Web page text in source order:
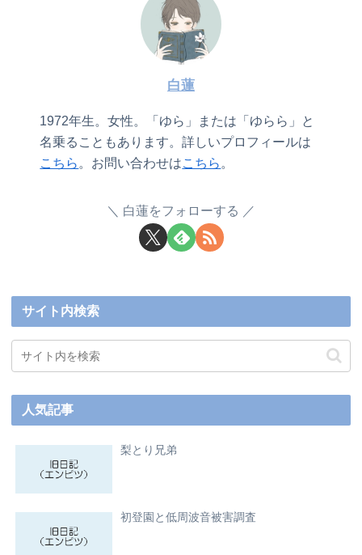
白蓮
1972年生。女性。「ゆら」または「ゆらら」と
名乗ることもあります。詳しいプロフィールは
こちら。お問い合わせはこちら。
白蓮をフォローする
サイト内検索
人気記事
梨とり兄弟
初登園と低周波音被害調査